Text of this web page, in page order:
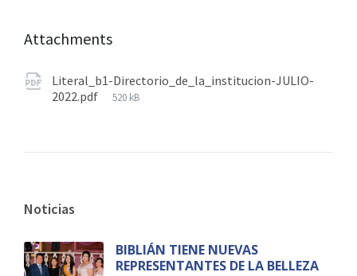
Attachments
Literal_b1-Directorio_de_la_institucion-JULIO-
2022.pdf
520 kB
Noticias
BIBLIÁN TIENE NUEVAS
REPRESENTANTES DE LA BELLEZA